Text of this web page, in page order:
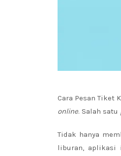
Cara Pesan Tiket
online. Salah satu
Tidak hanya
liburan, aplikasi